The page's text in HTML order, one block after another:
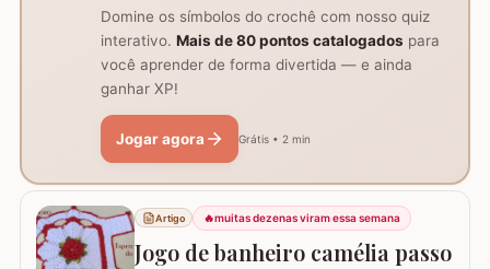
Domine os símbolos do crochê com nosso quiz
interativo. Mais de 80 pontos catalogados para
você aprender de forma divertida — e ainda
ganhar XP!
Jogar agora Grátis • 2 min
Artigo 🔥muitas dezenas viram essa semana
Jogo de banheiro camélia passo